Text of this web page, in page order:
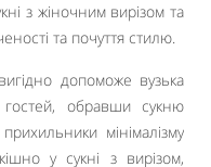
з жіночним вирізом та
та почуття стилю.
допоможе вузька
обравши сукню
мінімалізму
у сукні з вирізом,